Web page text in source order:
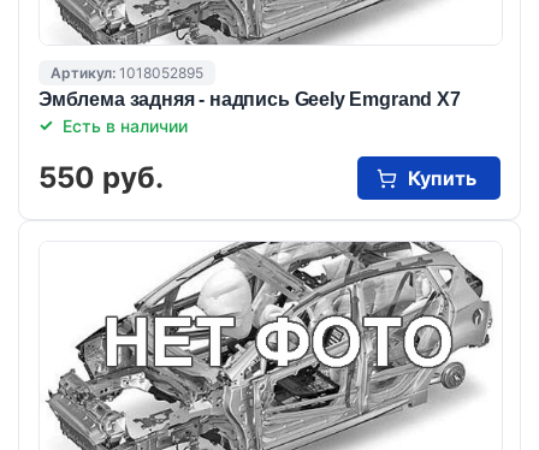
Артикул: 1018052895
Эмблема задняя - надпись Geely Emgrand X7
Есть в наличии
550 руб. Купить